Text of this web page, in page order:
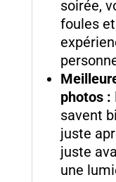
soirée,
foules
photos :
savent
juste
juste
une